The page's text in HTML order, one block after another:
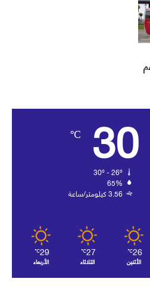
30
℃
65%
3.56 كيلومتر/ساعة
26
℃
الأثنين
27
℃
الثلاثاء
29
℃
الأربعاء